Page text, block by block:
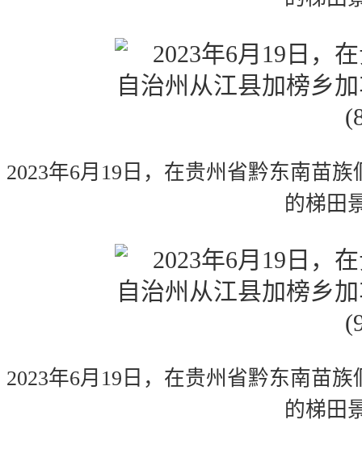
2023年6月19日，在贵州省黔东南苗
的梯田
2023年6月19日，在贵州省黔东南苗
的梯田